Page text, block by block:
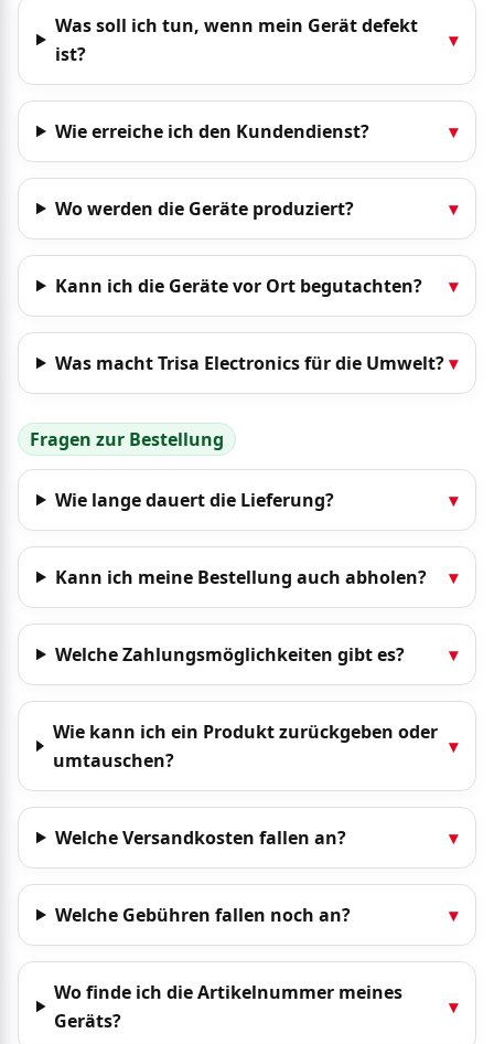
Was soll ich tun, wenn mein Gerät defekt
ist?
▾
Wie erreiche ich den Kundendienst? ▾
Wo werden die Geräte produziert? ▾
Kann ich die Geräte vor Ort begutachten? ▾
Was macht Trisa Electronics für die Umwelt?▾
Fragen zur Bestellung
Wie lange dauert die Lieferung? ▾
Kann ich meine Bestellung auch abholen? ▾
Welche Zahlungsmöglichkeiten gibt es? ▾
Wie kann ich ein Produkt zurückgeben oder
umtauschen?
▾
Welche Versandkosten fallen an? ▾
Welche Gebühren fallen noch an? ▾
Wo finde ich die Artikelnummer meines
Geräts?
▾